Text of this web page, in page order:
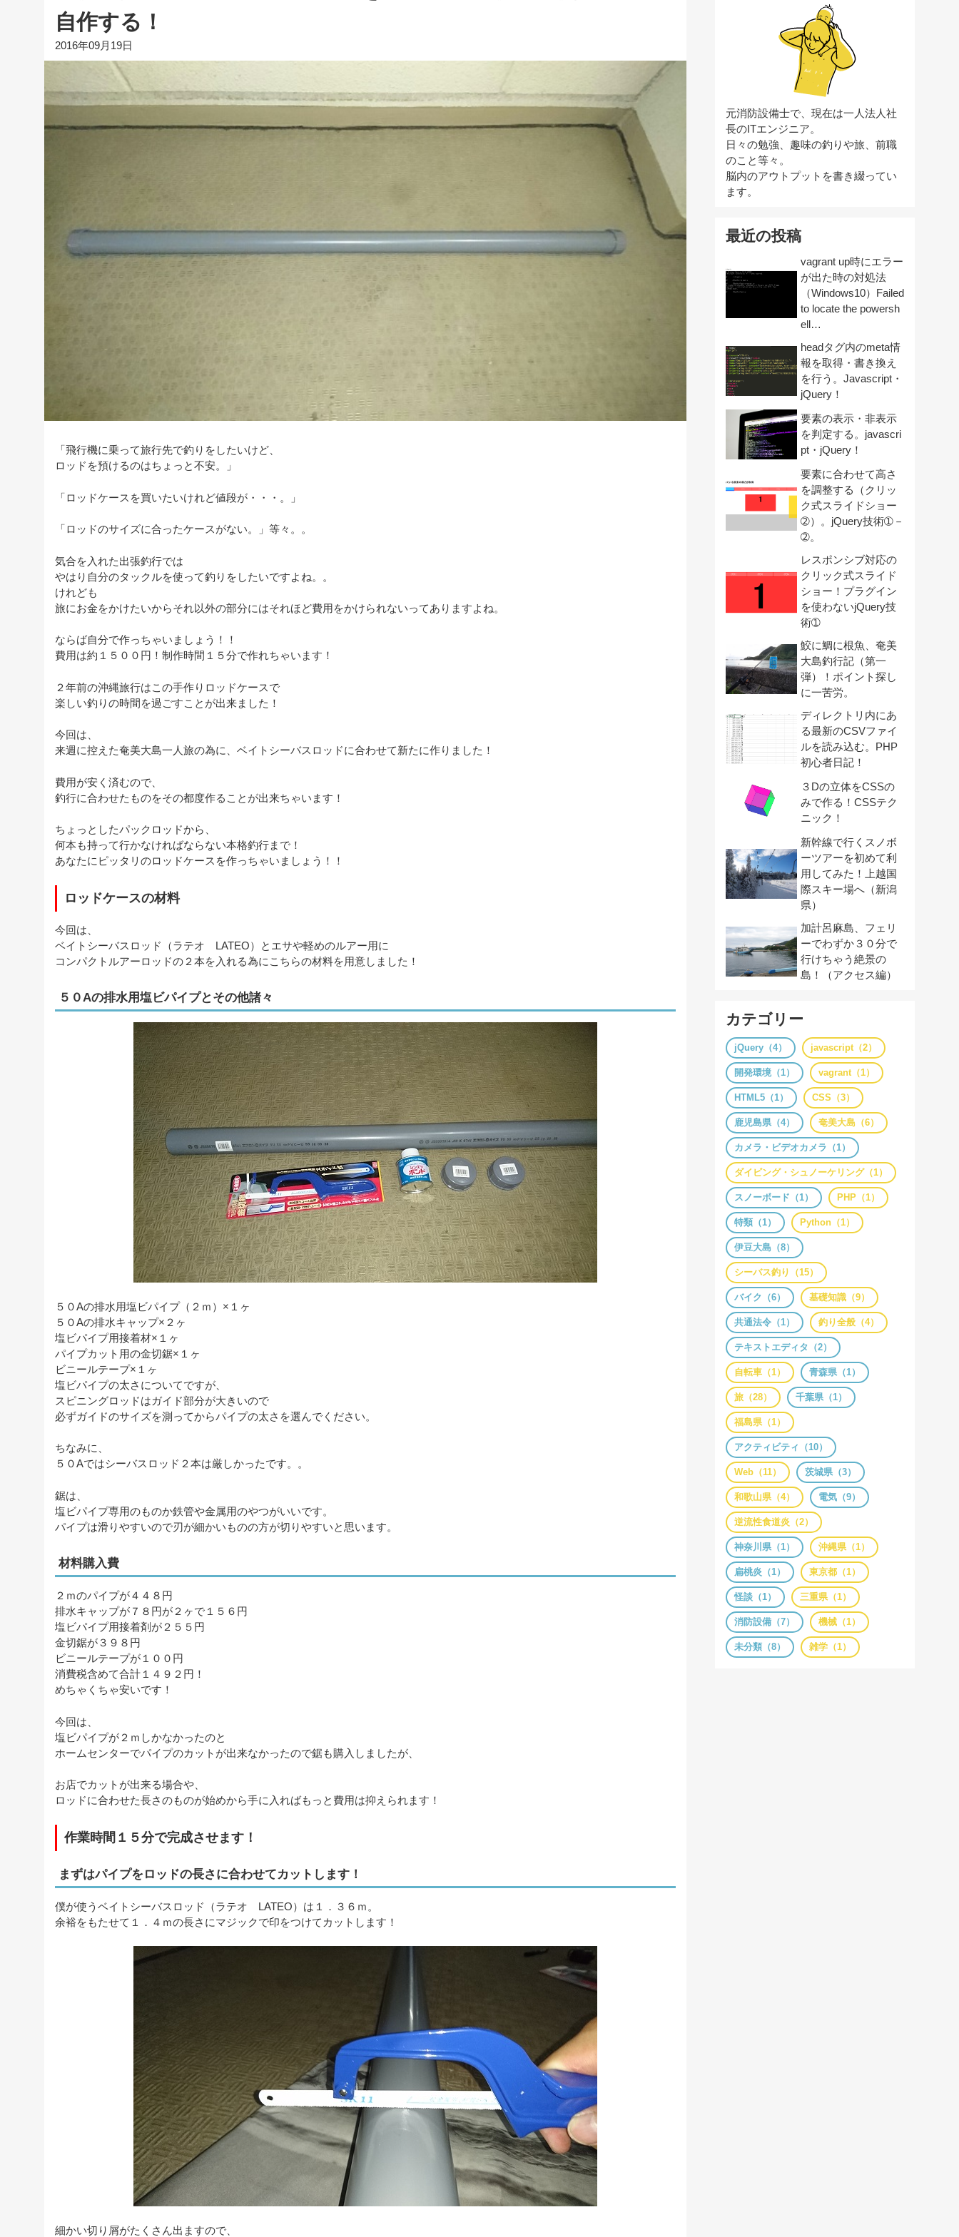
自作する！
2016年09月19日
「飛行機に乗って旅行先で釣りをしたいけど、
ロッドを預けるのはちょっと不安。」
「ロッドケースを買いたいけれど値段が・・・。」
「ロッドのサイズに合ったケースがない。」等々。。
気合を入れた出張釣行では
やはり自分のタックルを使って釣りをしたいですよね。。
けれども
旅にお金をかけたいからそれ以外の部分にはそれほど費用をかけられないってありますよね。
ならば自分で作っちゃいましょう！！
費用は約１５００円！制作時間１５分で作れちゃいます！
２年前の沖縄旅行はこの手作りロッドケースで
楽しい釣りの時間を過ごすことが出来ました！
今回は、
来週に控えた奄美大島一人旅の為に、ベイトシーバスロッドに合わせて新たに作りました！
費用が安く済むので、
釣行に合わせたものをその都度作ることが出来ちゃいます！
ちょっとしたパックロッドから、
何本も持って行かなければならない本格釣行まで！
あなたにピッタリのロッドケースを作っちゃいましょう！！
ロッドケースの材料
今回は、
ベイトシーバスロッド（ラテオ LATEO）とエサや軽めのルアー用に
コンパクトルアーロッドの２本を入れる為にこちらの材料を用意しました！
５０Aの排水用塩ビパイプとその他諸々
５０Aの排水用塩ビパイプ（２ｍ）×１ヶ
５０Aの排水キャップ×２ヶ
塩ビパイプ用接着材×１ヶ
パイプカット用の金切鋸×１ヶ
ビニールテープ×１ヶ
塩ビパイプの太さについてですが、
スピニングロッドはガイド部分が大きいので
必ずガイドのサイズを測ってからパイプの太さを選んでください。
ちなみに、
５０Aではシーバスロッド２本は厳しかったです。。
鋸は、
塩ビパイプ専用のものか鉄管や金属用のやつがいいです。
パイプは滑りやすいので刃が細かいものの方が切りやすいと思います。
材料購入費
２ｍのパイプが４４８円
排水キャップが７８円が２ヶで１５６円
塩ビパイプ用接着剤が２５５円
金切鋸が３９８円
ビニールテープが１００円
消費税含めて合計１４９２円！
めちゃくちゃ安いです！
今回は、
塩ビパイプが２ｍしかなかったのと
ホームセンターでパイプのカットが出来なかったので鋸も購入しましたが、
お店でカットが出来る場合や、
ロッドに合わせた長さのものが始めから手に入ればもっと費用は抑えられます！
作業時間１５分で完成させます！
まずはパイプをロッドの長さに合わせてカットします！
僕が使うベイトシーバスロッド（ラテオ LATEO）は１．３６ｍ。
余裕をもたせて１．４ｍの長さにマジックで印をつけてカットします！
細かい切り屑がたくさん出ますので、
元消防設備士で、現在は一人法人社
長のITエンジニア。
日々の勉強、趣味の釣りや旅、前職
のこと等々。
脳内のアウトプットを書き綴ってい
ます。
最近の投稿
vagrant up時にエラー
が出た時の対処法
（Windows10）Failed
to locate the powersh
ell…
headタグ内のmeta情
報を取得・書き換え
を行う。Javascript・
jQuery！
要素の表示・非表示
を判定する。javascri
pt・jQuery！
要素に合わせて高さ
を調整する（クリッ
ク式スライドショー
➁）。jQuery技術➀－
➁。
レスポンシブ対応の
クリック式スライド
ショー！プラグイン
を使わないjQuery技
術➀
鮫に鯛に根魚、奄美
大島釣行記（第一
弾）！ポイント探し
に一苦労。
ディレクトリ内にあ
る最新のCSVファイ
ルを読み込む。PHP
初心者日記！
３Dの立体をCSSの
みで作る！CSSテク
ニック！
新幹線で行くスノボ
ーツアーを初めて利
用してみた！上越国
際スキー場へ（新潟
県）
加計呂麻島、フェリ
ーでわずか３０分で
行けちゃう絶景の
島！（アクセス編）
カテゴリー
jQuery（4） javascript（2）
開発環境（1） vagrant（1）
HTML5（1） CSS（3）
鹿児島県（4） 奄美大島（6）
カメラ・ビデオカメラ（1）
ダイビング・シュノーケリング（1）
スノーボード（1） PHP（1）
特類（1） Python（1）
伊豆大島（8）
シーバス釣り（15）
バイク（6） 基礎知識（9）
共通法令（1） 釣り全般（4）
テキストエディタ（2）
自転車（1） 青森県（1）
旅（28） 千葉県（1）
福島県（1）
アクティビティ（10）
Web（11） 茨城県（3）
和歌山県（4） 電気（9）
逆流性食道炎（2）
神奈川県（1） 沖縄県（1）
扁桃炎（1） 東京都（1）
怪談（1） 三重県（1）
消防設備（7） 機械（1）
未分類（8） 雑学（1）